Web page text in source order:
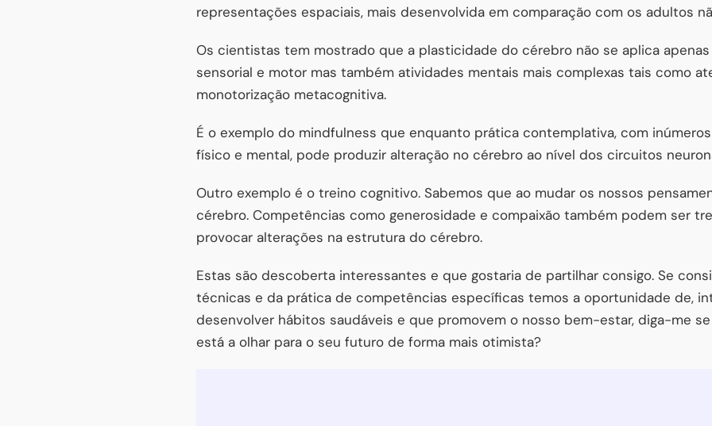
representações espaciais, mais desenvolvida em comparação com os adultos
Os cientistas tem mostrado que a plasticidade do cérebro não se aplica
sensorial e motor mas também atividades mentais mais complexas tais como
monotorização metacognitiva.
É o exemplo do mindfulness que enquanto prática contemplativa, com
físico e mental, pode produzir alteração no cérebro ao nível dos circuitos
Outro exemplo é o treino cognitivo. Sabemos que ao mudar os nossos
cérebro. Competências como generosidade e compaixão também podem ser
provocar alterações na estrutura do cérebro.
Estas são descoberta interessantes e que gostaria de partilhar consigo. Se
técnicas e da prática de competências específicas temos a oportunidade de,
desenvolver hábitos saudáveis e que promovem o nosso bem-estar, diga-me
está a olhar para o seu futuro de forma mais otimista?